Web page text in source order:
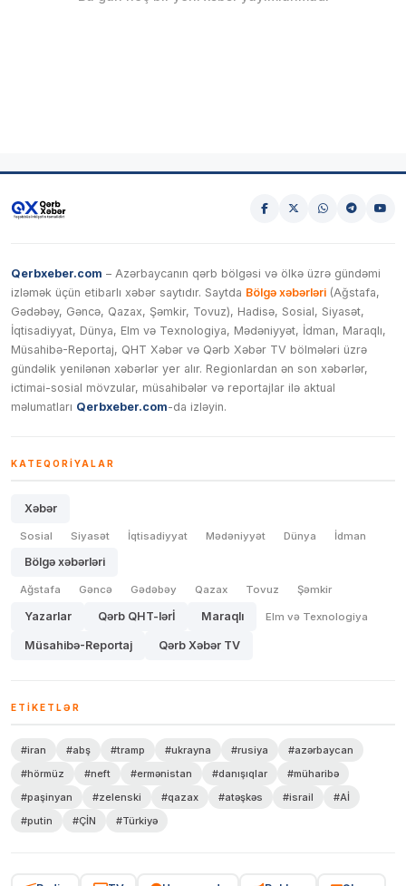
Qerbxeber.com – Azərbaycanın qərb bölgəsi və ölkə üzrə gündəmi
izləmək üçün etibarlı xəbər saytıdır. Saytda Bölgə xəbərləri (Ağstafa,
Gədəbəy, Gəncə, Qazax, Şəmkir, Tovuz), Hadisə, Sosial, Siyasət,
İqtisadiyyat, Dünya, Elm və Texnologiya, Mədəniyyət, İdman, Maraqlı,
Müsahibə-Reportaj, QHT Xəbər və Qərb Xəbər TV bölmələri üzrə
gündəlik yenilənən xəbərlər yer alır. Regionlardan ən son xəbərlər,
ictimai-sosial mövzular, müsahibələr və reportajlar ilə aktual
məlumatları Qerbxeber.com-da izləyin.
KATEQORIYALAR
Xəbər
Sosial Siyasət İqtisadiyyat Mədəniyyət Dünya İdman
Bölgə xəbərləri
Ağstafa Gəncə Gədəbəy Qazax Tovuz Şəmkir
Yazarlar Qərb QHT-lərİ Maraqlı Elm və Texnologiya
Müsahibə-Reportaj Qərb Xəbər TV
ETIKETLƏR
#iran #abş #tramp #ukrayna #rusiya
#azərbaycan
#hörmüz
#neft #ermənistan #danışıqlar
#müharibə
#paşinyan
#zelenski #qazax #atəşkəs #israil
#Aİ
#putin
#ÇİN #Türkiyə